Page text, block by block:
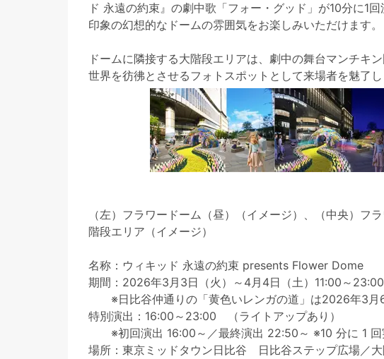
ド 永遠の約束』の劇中歌「フォー・グッド」が10分に1
印象の幻想的なドームの雰囲気をお楽しみいただけます。
ドームに隣接する大階段エリアは、劇中の舞台マンチキ
世界を彷彿とさせるフォトスポットとして来場者を魅了
（左）フラワードーム（昼）（イメージ）、（中央）フ
階段エリア（イメージ）
名称：ウィキッド 永遠の約束 presents Flower Dome
期間：2026年3月3日（火）～4月4日（土）11:00～23:00
※日比谷仲通りの「黄色いレンガの道」は2026年3月
特別演出：16:00～23:00 （ライトアップあり）
※初回演出 16:00～／最終演出 22:50～ ※10 分に 1 回
場所：東京ミッドタウン日比谷 日比谷ステップ広場／